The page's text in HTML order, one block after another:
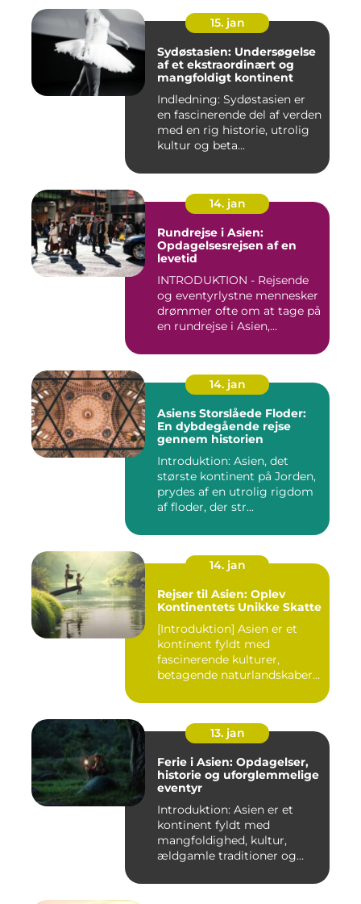
15. jan
Sydøstasien: Undersøgelse
af et ekstraordinært og
mangfoldigt kontinent
Indledning: Sydøstasien er
en fascinerende del af verden
med en rig historie, utrolig
kultur og beta...
14. jan
Rundrejse i Asien:
Opdagelsesrejsen af en
levetid
INTRODUKTION - Rejsende
og eventyrlystne mennesker
drømmer ofte om at tage på
en rundrejse i Asien,...
14. jan
Asiens Storslåede Floder:
En dybdegående rejse
gennem historien
Introduktion: Asien, det
største kontinent på Jorden,
prydes af en utrolig rigdom
af floder, der str...
14. jan
Rejser til Asien: Oplev
Kontinentets Unikke Skatte
[Introduktion] Asien er et
kontinent fyldt med
fascinerende kulturer,
betagende naturlandskaber
13. jan
Ferie i Asien: Opdagelser,
historie og uforglemmelige
eventyr
Introduktion: Asien er et
kontinent fyldt med
mangfoldighed, kultur,
ældgamle traditioner og